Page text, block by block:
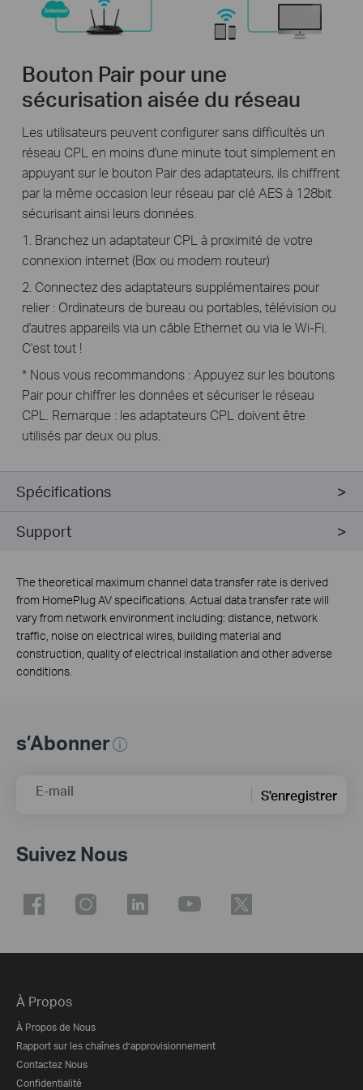
Bouton Pair pour une
sécurisation aisée du réseau
Les utilisateurs peuvent configurer sans difficultés un
réseau CPL en moins d'une minute tout simplement en
appuyant sur le bouton Pair des adaptateurs, ils chiffrent
par la même occasion leur réseau par clé AES à 128bit
sécurisant ainsi leurs données.
1. Branchez un adaptateur CPL à proximité de votre
connexion internet (Box ou modem routeur)
2. Connectez des adaptateurs supplémentaires pour
relier : Ordinateurs de bureau ou portables, télévision ou
d'autres appareils via un câble Ethernet ou via le Wi-Fi.
C'est tout !
* Nous vous recommandons : Appuyez sur les boutons
Pair pour chiffrer les données et sécuriser le réseau
CPL. Remarque : les adaptateurs CPL doivent être
utilisés par deux ou plus.
Spécifications
Support
The theoretical maximum channel data transfer rate is derived
from HomePlug AV specifications. Actual data transfer rate will
vary from network environment including: distance, network
traffic, noise on electrical wires, building material and
construction, quality of electrical installation and other adverse
conditions.
s’Abonner
E-mail S'enregistrer
Suivez Nous
À Propos
À Propos de Nous
Rapport sur les chaînes d’approvisionnement
Contactez Nous
Confidentialité